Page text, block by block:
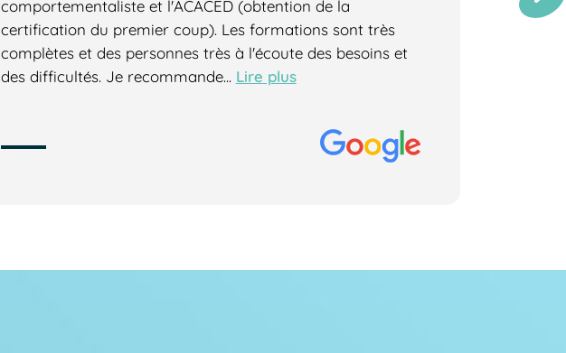
comportementaliste et l'ACACED (obtention de la
certification du premier coup). Les formations sont très
complètes et des personnes très à l'écoute des besoins et
des difficultés. Je recommande... Lire plus